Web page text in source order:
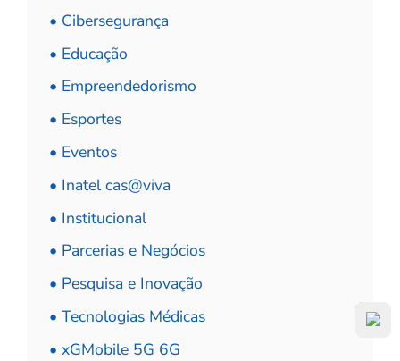
• Cibersegurança
• Educação
• Empreendedorismo
• Esportes
• Eventos
• Inatel cas@viva
• Institucional
• Parcerias e Negócios
• Pesquisa e Inovação
• Tecnologias Médicas
• xGMobile 5G 6G